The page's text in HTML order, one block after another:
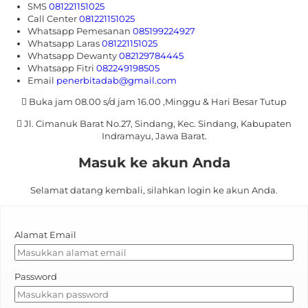
SMS081221151025
Call Center081221151025
Whatsapp Pemesanan 085199224927
Whatsapp Laras081221151025
Whatsapp Dewanty082129784445
Whatsapp Fitri 082249198505
Email penerbitadab@gmail.com
Buka jam 08.00 s/d jam 16.00 ,Minggu & Hari Besar Tutup
Jl. Cimanuk Barat No.27, Sindang, Kec. Sindang, Kabupaten
Indramayu, Jawa Barat.
Masuk ke akun Anda
Selamat datang kembali, silahkan login ke akun Anda.
Alamat Email
Password